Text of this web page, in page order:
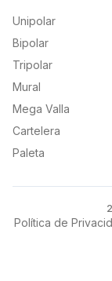
Unipolar
Bipolar
Tripolar
Mural
Mega Valla
Cartelera
Paleta
Política de